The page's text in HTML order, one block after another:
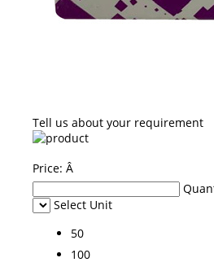
Tell us about your requirement
Price: Â
Select Unit
50
100